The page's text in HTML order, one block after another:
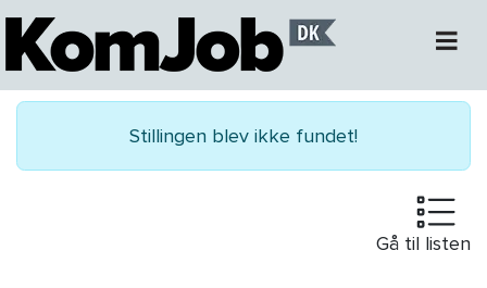
Stillingen blev ikke fundet!
Gå til listen